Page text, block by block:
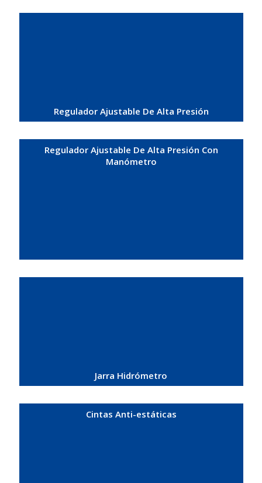
Regulador Ajustable De Alta Presión
Regulador Ajustable De Alta Presión Con
Manómetro
Jarra Hidrómetro
Cintas Anti-estáticas